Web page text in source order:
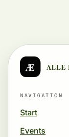
Æ ALLE
NAVIGATION
Start
Events